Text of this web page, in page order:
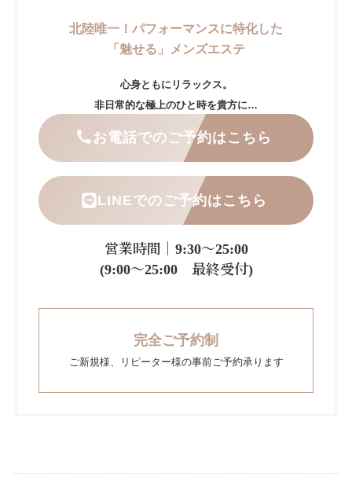
北陸唯一！パフォーマンスに特化した
「魅せる」メンズエステ
心身ともにリラックス。
非日常的な極上のひと時を貴方に…
お電話でのご予約はこちら
LINEでのご予約はこちら
営業時間｜9:30～25:00
(9:00～25:00 最終受付)
完全ご予約制
ご新規様、リピーター様の事前ご予約承ります